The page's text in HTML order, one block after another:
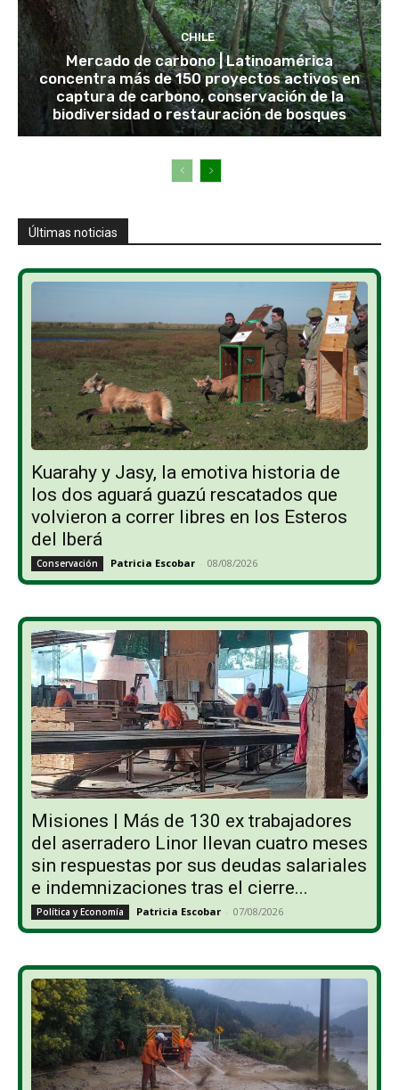
CHILE
Mercado de carbono | Latinoamérica
concentra más de 150 proyectos activos en
captura de carbono, conservación de la
biodiversidad o restauración de bosques
Últimas noticias
Kuarahy y Jasy, la emotiva historia de
los dos aguará guazú rescatados que
volvieron a correr libres en los Esteros
del Iberá
Conservación Patricia Escobar - 08/08/2026
Misiones | Más de 130 ex trabajadores
del aserradero Linor llevan cuatro meses
sin respuestas por sus deudas salariales
e indemnizaciones tras el cierre...
Política y Economía Patricia Escobar - 07/08/2026